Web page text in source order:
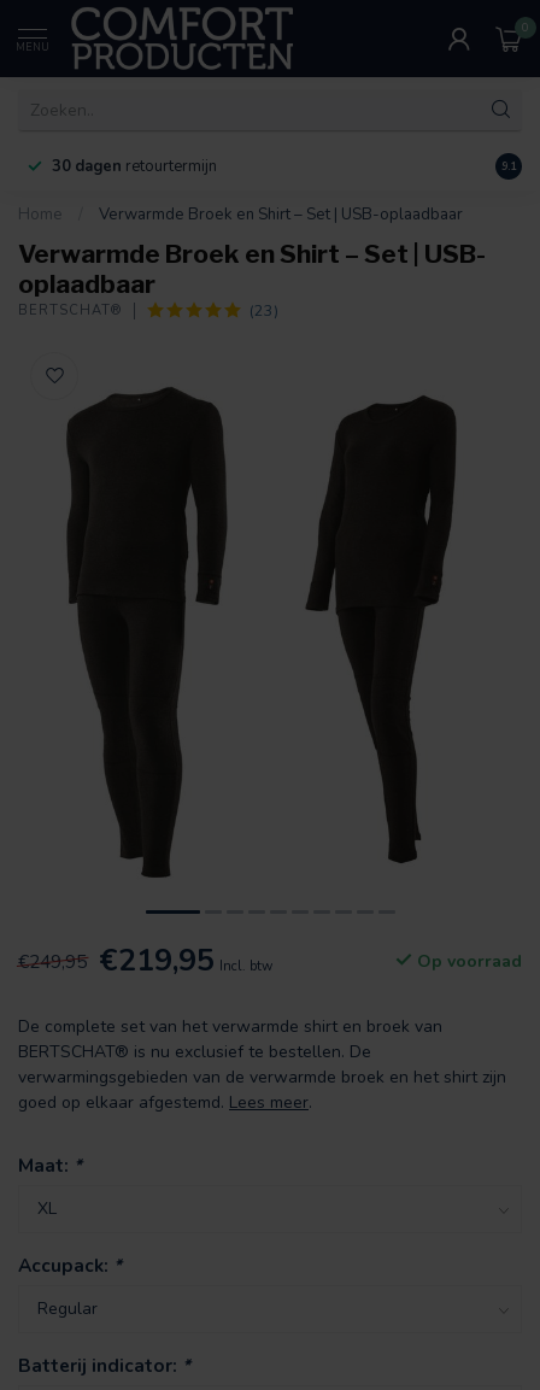
MENU
0
30 dagen retourtermijn 9.1
Home Verwarmde Broek en Shirt – Set | USB-oplaadbaar
Verwarmde Broek en Shirt – Set | USB-
oplaadbaar
BERTSCHAT® (23)
€249,95 €219,95 Incl. btw Op voorraad
De complete set van het verwarmde shirt en broek van
BERTSCHAT® is nu exclusief te bestellen. De
verwarmingsgebieden van de verwarmde broek en het shirt zijn
goed op elkaar afgestemd. Lees meer.
Maat: *
Accupack: *
Batterij indicator: *